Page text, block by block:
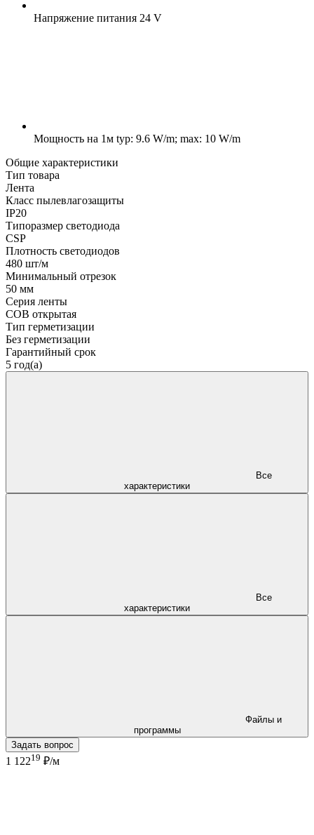
Напряжение питания 24 V
Мощность на 1м typ: 9.6 W/m; max: 10 W/m
Общие характеристики
Тип товара
Лента
Класс пылевлагозащиты
IP20
Типоразмер светодиода
CSP
Плотность светодиодов
480 шт/м
Минимальный отрезок
50 мм
Серия ленты
COB открытая
Тип герметизации
Без герметизации
Гарантийный срок
5 год(а)
характеристики
характеристики
программы
Задать вопрос
1 12219 ₽/м